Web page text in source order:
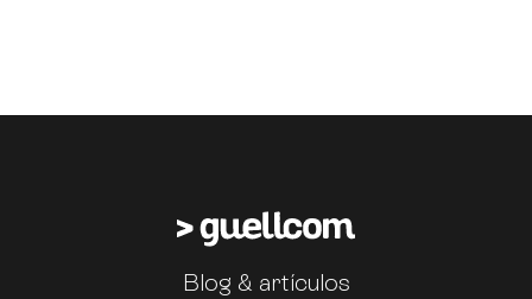
Blog & artículos